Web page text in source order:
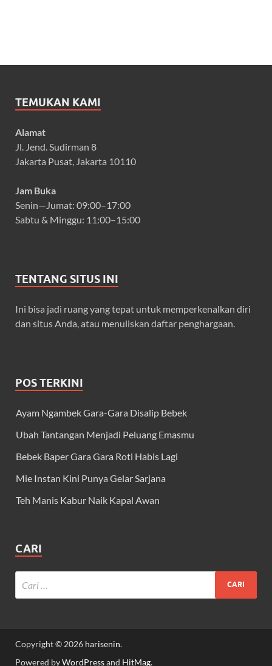
TEMUKAN KAMI
Alamat
Jl. Jend. Sudirman 8
Jakarta Pusat, Jakarta 10110
Jam Buka
Senin—Jumat: 09:00–17:00
Sabtu & Minggu: 11:00–15:00
TENTANG SITUS INI
Ini bisa jadi ruang yang tepat untuk memperkenalkan diri
dan situs Anda, atau menuliskan daftar penghargaan.
POS TERKINI
Ayam Ngambek Gara-Gara Disalip Bebek
Ubah Tantangan Menjadi Peluang Emasmu
Bebek Baper Gara Gara Roti Habis Lagi
Mie Instan Kini Punya Gelar Sarjana
Teh Manis Kabur Naik Kapal Awan
CARI
Copyright © 2026 harisenin.
Powered byWordPressand HitMag.